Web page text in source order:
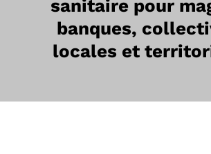
sanitaire pour
banques,
locales et